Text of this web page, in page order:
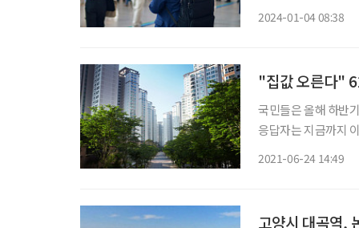
2024-01-04 08:38
"집값 오른다"
국민들은 올해 하반
응답자는 지금까지 이뤄진 조사 중 가장
2021-06-24 14:49
고양시 대곡역,